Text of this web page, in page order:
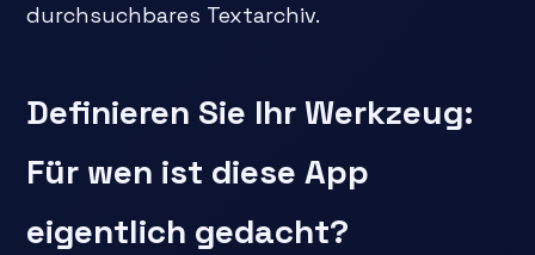
durchsuchbares Textarchiv.
Definieren Sie Ihr Werkzeug:
Für wen ist diese App
eigentlich gedacht?